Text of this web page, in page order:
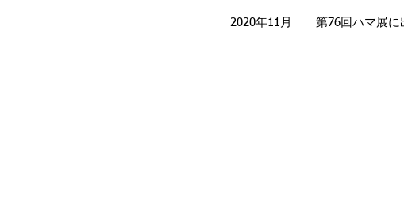
2020年11月 第76回ハマ展に